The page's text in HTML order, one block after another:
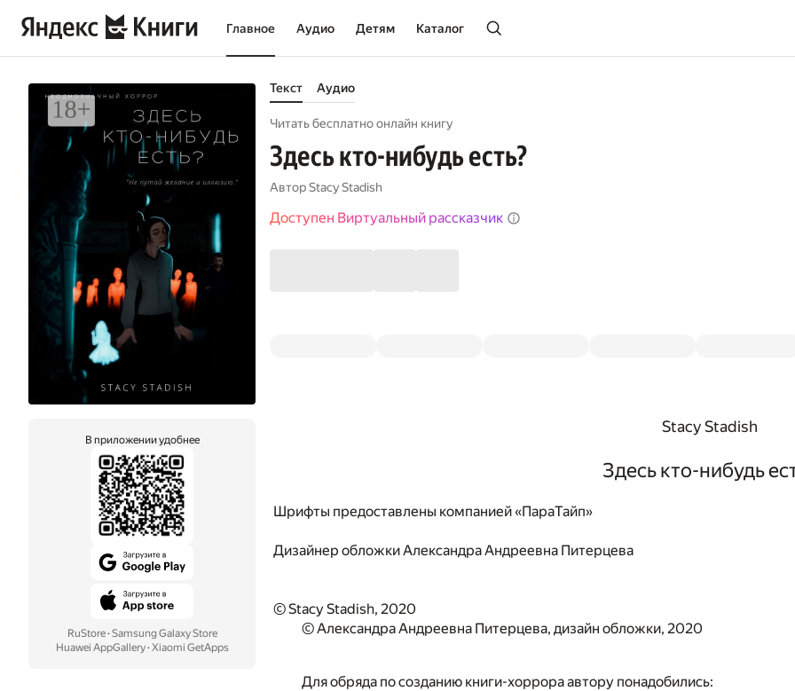
Главное Аудио Детям Каталог
В приложении удобнее
RuStore· Samsung Galaxy Store
Huawei AppGallery· Xiaomi GetApps
Текст Аудио
Читать бесплатно онлайн книгу
Здесь кто-нибудь есть?
АвторStacy Stadish
Доступен Виртуальный рассказчик
Stacy Stadish
Здесь кто-нибудь
Шрифты предоставлены компанией «ПараТайп»
Дизайнер обложкиАлександра Андреевна Питерцева
© Stacy Stadish, 2020
© Александра Андреевна Питерцева, дизайн обложки, 2020
Для обряда по созданию книги-хоррора автору понадобились: